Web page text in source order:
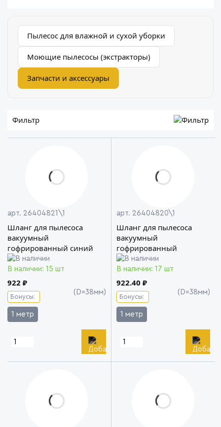
Пылесос для влажной и сухой уборки
Моющие пылесосы (экстракторы)
Запчасти и аксессуары
Фильтр
арт. 26404821\1
Шланг для пылесоса
вакуумный
гофрированный синий
В наличии: 15 шт
922 ₽
Бонусы:
(D=38мм)
1 метр
арт. 26404820\1
Шланг для пылесоса
вакуумный
гофрированный
В наличии: 17 шт
922.40 ₽
Бонусы:
(D=38мм)
1 метр